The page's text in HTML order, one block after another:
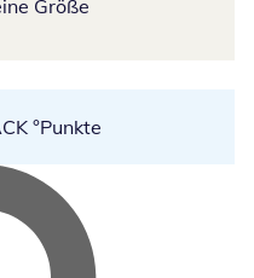
Größe
°Punkte